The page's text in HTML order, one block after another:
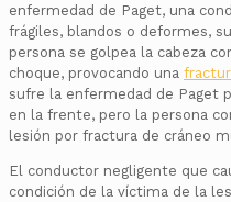
enfermedad de Paget, una
frágiles, blandos o deformes,
persona se golpea la cabeza
choque, provocando una
sufre la enfermedad de Paget
en la frente, pero la persona
lesión por fractura de cráneo
El conductor negligente que
condición de la víctima de la